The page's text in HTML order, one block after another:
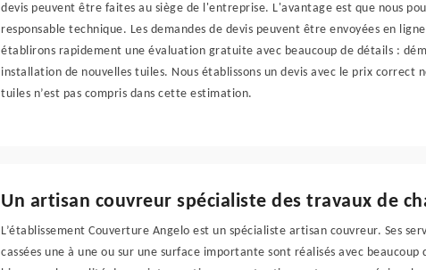
devis peuvent être faites au siège de l'entreprise. L'avantage est que nous
responsable technique. Les demandes de devis peuvent être envoyées en
établirons rapidement une évaluation gratuite avec beaucoup de détails :
installation de nouvelles tuiles. Nous établissons un devis avec le prix correct
tuiles n’est pas compris dans cette estimation.
Un artisan couvreur spécialiste des travaux de
L’établissement Couverture Angelo est un spécialiste artisan couvreur. Ses
cassées une à une ou sur une surface importante sont réalisés avec beaucoup